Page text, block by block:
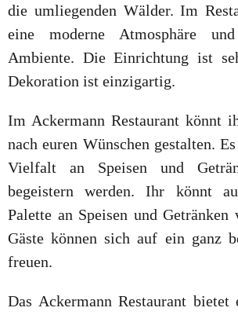
die umliegenden Wälder. Im
eine moderne Atmosphäre
Ambiente. Die Einrichtung ist
Dekoration ist einzigartig.
Im Ackermann Restaurant könnt
nach euren Wünschen gestalten.
Vielfalt an Speisen und
begeistern werden. Ihr könnt
Palette an Speisen und Getränken
Gäste können sich auf ein ganz
freuen.
Das Ackermann Restaurant bietet